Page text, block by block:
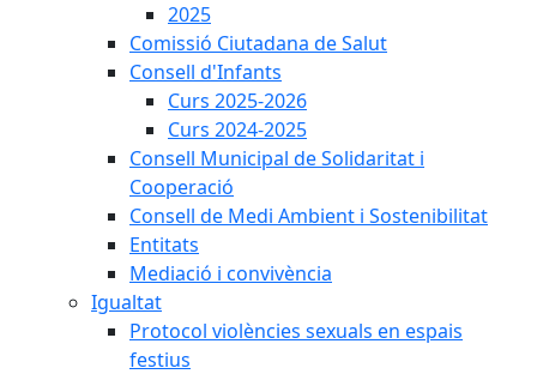
2025
Comissió Ciutadana de Salut
Consell d'Infants
Curs 2025-2026
Curs 2024-2025
Consell Municipal de Solidaritat i
Cooperació
Consell de Medi Ambient i Sostenibilitat
Entitats
Mediació i convivència
Igualtat
Protocol violències sexuals en espais
festius